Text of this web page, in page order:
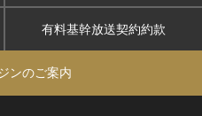
有料基幹放送契約約款
ンのご案内